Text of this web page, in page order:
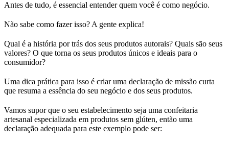
Antes de tudo, é essencial entender quem você é como negócio.
Não sabe como fazer isso? A gente explica!
Qual é a história por trás dos seus produtos autorais? Quais são seus
valores? O que torna os seus produtos únicos e ideais para o
consumidor?
Uma dica prática para isso é criar uma declaração de missão curta
que resuma a essência do seu negócio e dos seus produtos.
Vamos supor que o seu estabelecimento seja uma confeitaria
artesanal especializada em produtos sem glúten, então uma
declaração adequada para este exemplo pode ser: